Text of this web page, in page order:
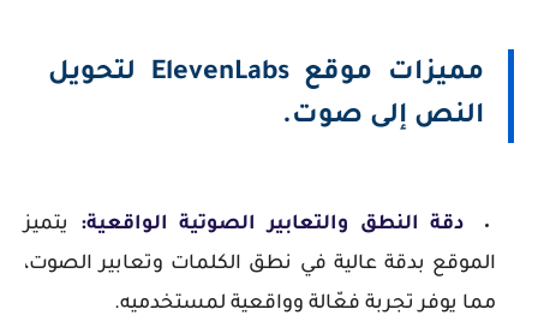
مميزات موقع ElevenLabs لتحويل
النص إلى صوت.
دقة النطق والتعابير الصوتية الواقعية: يتميز
الموقع بدقة عالية في نطق الكلمات وتعابير الصوت،
مما يوفر تجربة فعّالة وواقعية لمستخدميه.